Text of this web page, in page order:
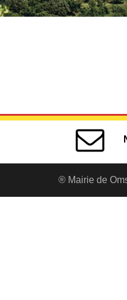
® Mairie de